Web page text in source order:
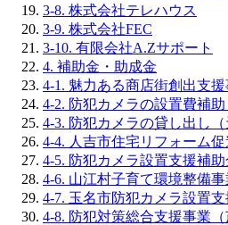
3-8. 株式会社テレハウス
3-9. 株式会社FEC
3-10. 有限会社A.Zサポート
4. 補助金・助成金
4-1. 魅力ある商店街創出支
4-2. 防犯カメラの設置費補助
4-3. 防犯カメラの貸し出し（
4-4. 人吉市住宅リフォーム
4-5. 防犯カメラ設置支援補助
4-6. 山江村子育て環境整備事
4-7. 玉名市防犯カメラ設置支
4-8. 防犯対策総合支援事業（